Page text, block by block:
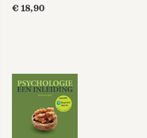
€ 18,90